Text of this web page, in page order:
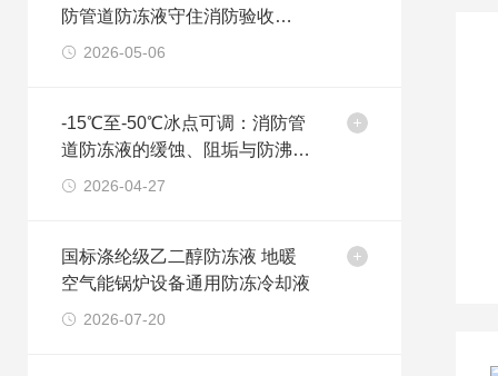
防管道防冻液守住消防验收
的“生死线”？
2026-05-06
-15℃至-50℃冰点可调：消防管
道防冻液的缓蚀、阻垢与防沸复
配技术解析
2026-04-27
国标涤纶级乙二醇防冻液 地暖
空气能锅炉设备通用防冻冷却液
2026-07-20